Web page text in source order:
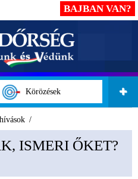
Körözések
BAJBAN VAN?
ISMERI ŐKET?